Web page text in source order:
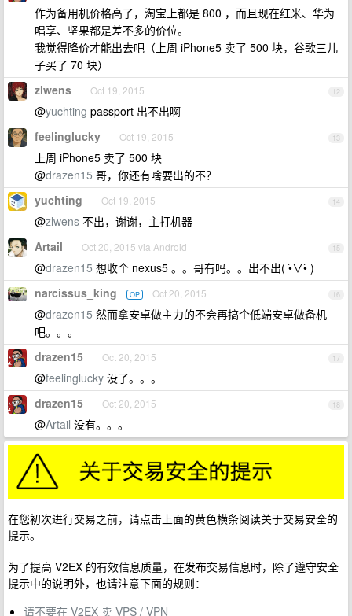
作为备用机价格高了，淘宝上都是 800 ，而且现在红米、华为
唱享、坚果都是差不多的价位。
我觉得降价才能出去吧（上周 iPhone5 卖了 500 块，谷歌三儿
子买了 70 块）
12
zlwens Oct 19, 2015
@yuchting passport 出不出啊
13
feelinglucky Oct 19, 2015
上周 iPhone5 卖了 500 块
@drazen15 哥，你还有啥要出的不？
14
yuchting Oct 19, 2015
@zlwens 不出，谢谢，主打机器
15
Artail Oct 20, 2015 via Android
@drazen15 想收个 nexus5 。。哥有吗。。出不出( •̀∀•́ )
16
narcissus_king OP Oct 20, 2015
@drazen15 然而拿安卓做主力的不会再搞个低端安卓做备机
吧。。。
17
drazen15 Oct 20, 2015
@feelinglucky 没了。。。
18
drazen15 Oct 20, 2015
@Artail 没有。。。
在您初次进行交易之前，请点击上面的黄色横条阅读关于交易安全的
提示。
为了提高 V2EX 的有效信息质量，在发布交易信息时，除了遵守安全
提示中的说明外，也请注意下面的规则：
请不要在 V2EX 卖 VPS / VPN